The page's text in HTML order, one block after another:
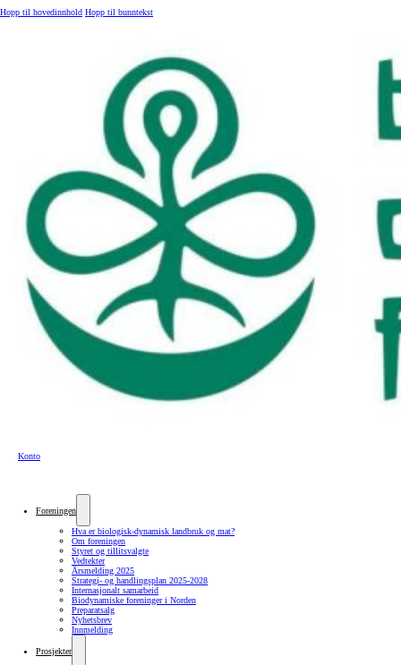
Hopp til hovedinnhold Hopp til bunntekst
Konto
Foreningen
Hva er biologisk-dynamisk landbruk og mat?
Om foreningen
Styret og tillitsvalgte
Vedtekter
Årsmelding 2025
Strategi- og handlingsplan 2025-2028
Internasjonalt samarbeid
Biodynamiske foreninger i Norden
Preparatsalg
Nyhetsbrev
Innmelding
Prosjekter